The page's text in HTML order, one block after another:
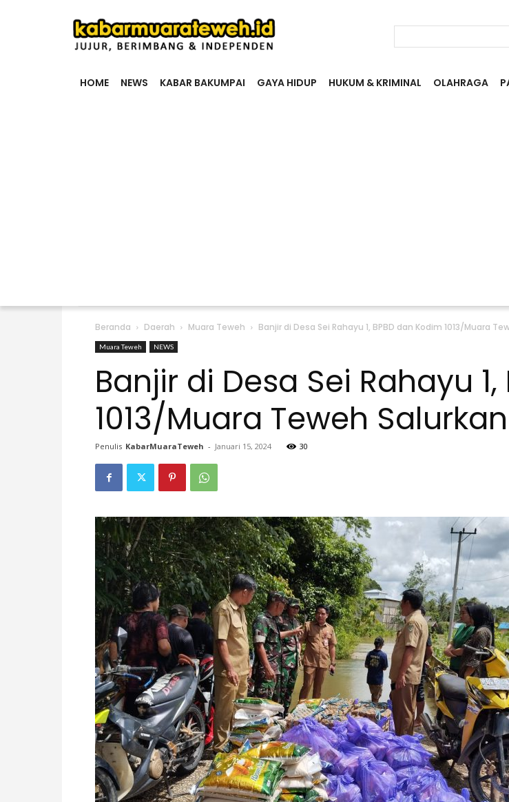
HOME NEWS KABAR BAKUMPAI GAYA HIDUP HUKUM & KRIMINAL OLAHRAGA
Beranda Daerah Muara Teweh Banjir di Desa Sei Rahayu 1, BPBD dan Kodim 1013/Muara
Muara Teweh NEWS
Banjir di Desa Sei Rahayu
1013/Muara Teweh
Penulis KabarMuaraTeweh - Januari 15, 2024 30